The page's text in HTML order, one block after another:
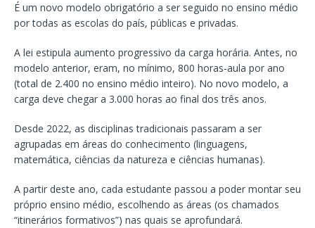
É um novo modelo obrigatório a ser seguido no ensino médio
por todas as escolas do país, públicas e privadas.
A lei estipula aumento progressivo da carga horária. Antes, no
modelo anterior, eram, no mínimo, 800 horas-aula por ano
(total de 2.400 no ensino médio inteiro). No novo modelo, a
carga deve chegar a 3.000 horas ao final dos três anos.
Desde 2022, as disciplinas tradicionais passaram a ser
agrupadas em áreas do conhecimento (linguagens,
matemática, ciências da natureza e ciências humanas).
A partir deste ano, cada estudante passou a poder montar seu
próprio ensino médio, escolhendo as áreas (os chamados
“itinerários formativos”) nas quais se aprofundará.